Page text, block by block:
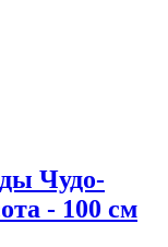
Чудо-
- 100 см